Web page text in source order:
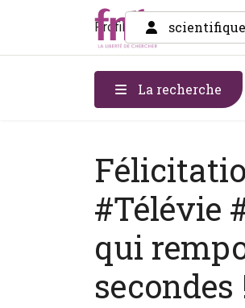
Profil scientifique
La recherche
#Télévie
qui
secondes